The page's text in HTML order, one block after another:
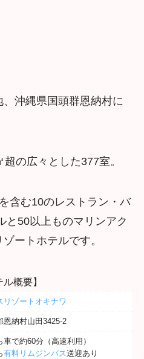
沖縄県国頭群恩納村に
の広々とした377室。
含む10のレストラン・バ
と50以上ものマリンアク
ートホテルです。
ル概要】
リゾートオキナワ
恩納村山田3425-2
で約60分（高速利用）
有料リムジンバス送迎あり